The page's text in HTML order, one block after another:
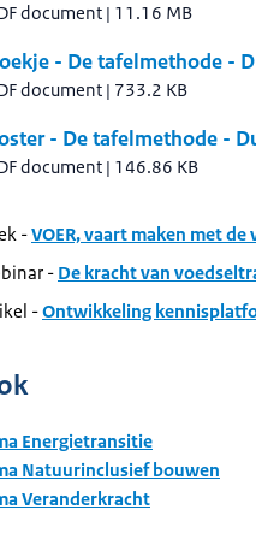
document | 11.16 MB
- De tafelmethode -
document | 733.2 KB
- De tafelmethode -
document | 146.86 KB
-VOER, vaart maken met
- De kracht van
-Ontwikkeling
Energietransitie
Natuurinclusief bouwen
Veranderkracht